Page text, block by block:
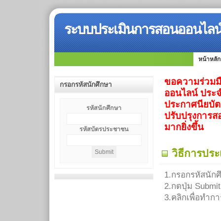
ระบบประเมินการสอนออนไ
หน้าหลัก
ขอความร่วม
ออนไลน์ ประ
ประกาศนียบั
ปรับปรุงการ
มากยิ่งขึ้น
วิธีการปร
1.กรอกรหัสนัก
2.กดปุ่ม
3.คลิกเพื่อทำก
กรอกรหัสนักศึกษา
รหัสนักศึกษา
รหัสบัตรประชาชน